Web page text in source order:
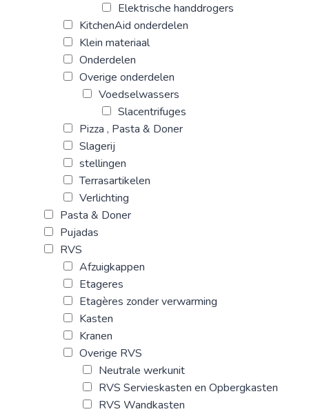
Elektrische handdrogers
KitchenAid onderdelen
Klein materiaal
Onderdelen
Overige onderdelen
Voedselwassers
Slacentrifuges
Pizza , Pasta & Doner
Slagerij
stellingen
Terrasartikelen
Verlichting
Pasta & Doner
Pujadas
RVS
Afzuigkappen
Etageres
Etagères zonder verwarming
Kasten
Kranen
Overige RVS
Neutrale werkunit
RVS Servieskasten en Opbergkasten
RVS Wandkasten